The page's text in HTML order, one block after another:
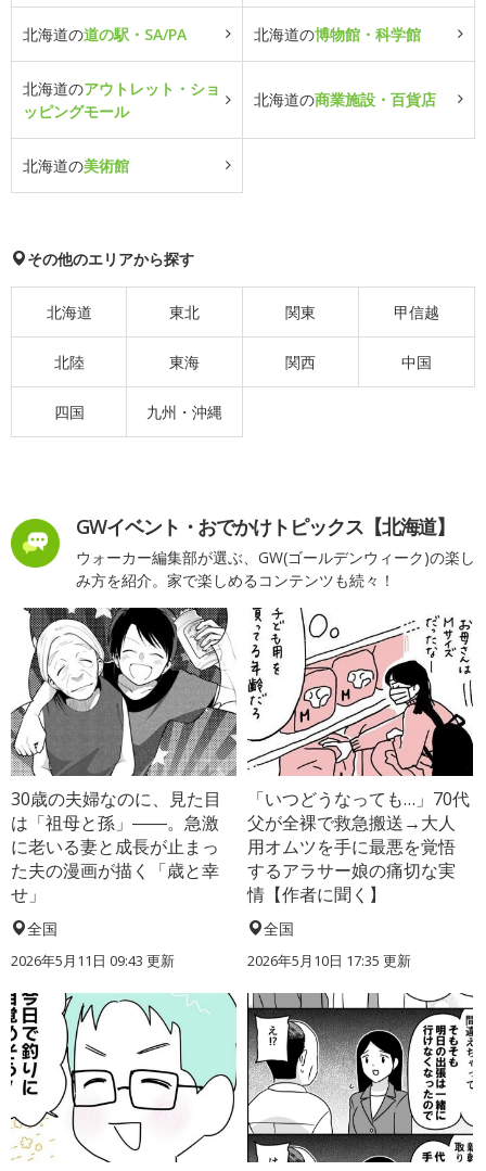
北海道の道の駅・SA/PA 北海道の博物館・科学館
北海道のアウトレット・ショ
ッピングモール
北海道の商業施設・百貨店
北海道の美術館
その他のエリアから探す
北海道 東北 関東 甲信越
北陸 東海 関西 中国
四国 九州・沖縄
GWイベント・おでかけトピックス【北海道】
ウォーカー編集部が選ぶ、GW(ゴールデンウィーク)の楽し
み方を紹介。家で楽しめるコンテンツも続々！
30歳の夫婦なのに、見た目
は「祖母と孫」――。急激
に老いる妻と成長が止まっ
た夫の漫画が描く「歳と幸
せ」
全国
2026年5月11日 09:43 更新
「いつどうなっても…」70代
父が全裸で救急搬送→大人
用オムツを手に最悪を覚悟
するアラサー娘の痛切な実
情【作者に聞く】
全国
2026年5月10日 17:35 更新